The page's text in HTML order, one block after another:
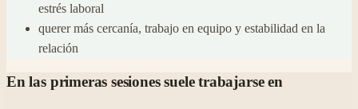
estrés laboral
querer más cercanía, trabajo en equipo y estabilidad en la
relación
En las primeras sesiones suele trabajarse en